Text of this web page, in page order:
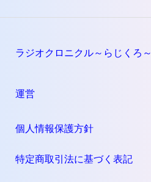
ラジオクロニクル～らじくろ～
運営
個人情報保護方針
特定商取引法に基づく表記